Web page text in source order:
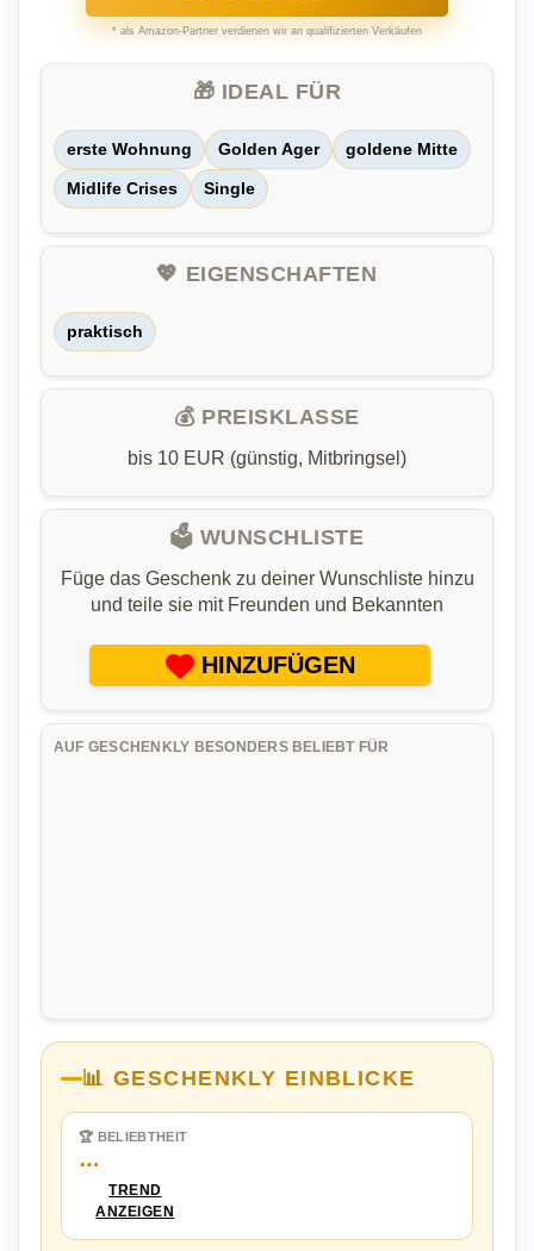
* als Amazon-Partner verdienen wir an qualifizierten Verkäufen
🎁 IDEAL FÜR
erste Wohnung Golden Ager goldene Mitte
Midlife Crises Single
💖 EIGENSCHAFTEN
praktisch
💰 PREISKLASSE
bis 10 EUR (günstig, Mitbringsel)
🗳️ WUNSCHLISTE
Füge das Geschenk zu deiner Wunschliste hinzu
und teile sie mit Freunden und Bekannten
HINZUFÜGEN
AUF GESCHENKLY BESONDERS BELIEBT FÜR
📊 GESCHENKLY EINBLICKE
🏆 BELIEBTHEIT
…
TREND
ANZEIGEN